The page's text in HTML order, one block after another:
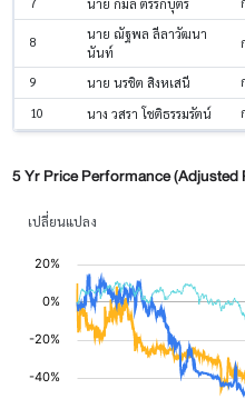
นาย กมล ตรรกบุตร
8
นาย ณัฐพล ลีลาวัฒนา
นันท์
9 นาย นรชิต สิงหเสนี
10
นาง วสรา โชติธรรมรัตน์
5 Yr Price Performance (Adjusted
เปลี่ยนแปลง